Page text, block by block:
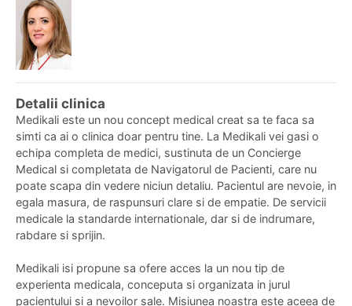
Detalii clinica
Medikali este un nou concept medical creat sa te faca sa
simti ca ai o clinica doar pentru tine. La Medikali vei gasi o
echipa completa de medici, sustinuta de un Concierge
Medical si completata de Navigatorul de Pacienti, care nu
poate scapa din vedere niciun detaliu. Pacientul are nevoie, in
egala masura, de raspunsuri clare si de empatie. De servicii
medicale la standarde internationale, dar si de indrumare,
rabdare si sprijin.
Medikali isi propune sa ofere acces la un nou tip de
experienta medicala, conceputa si organizata in jurul
pacientului si a nevoilor sale. Misiunea noastra este aceea de